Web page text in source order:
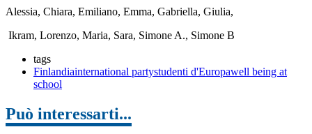
Alessia, Chiara, Emiliano, Emma, Gabriella, Giulia,
Ikram, Lorenzo, Maria, Sara, Simone A., Simone B
tags
Finlandiainternational partystudenti d'Europawell being at
school
Può interessarti...